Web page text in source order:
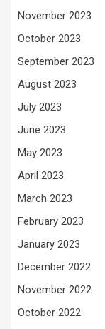
November 2023
October 2023
September 2023
August 2023
July 2023
June 2023
May 2023
April 2023
March 2023
February 2023
January 2023
December 2022
November 2022
October 2022